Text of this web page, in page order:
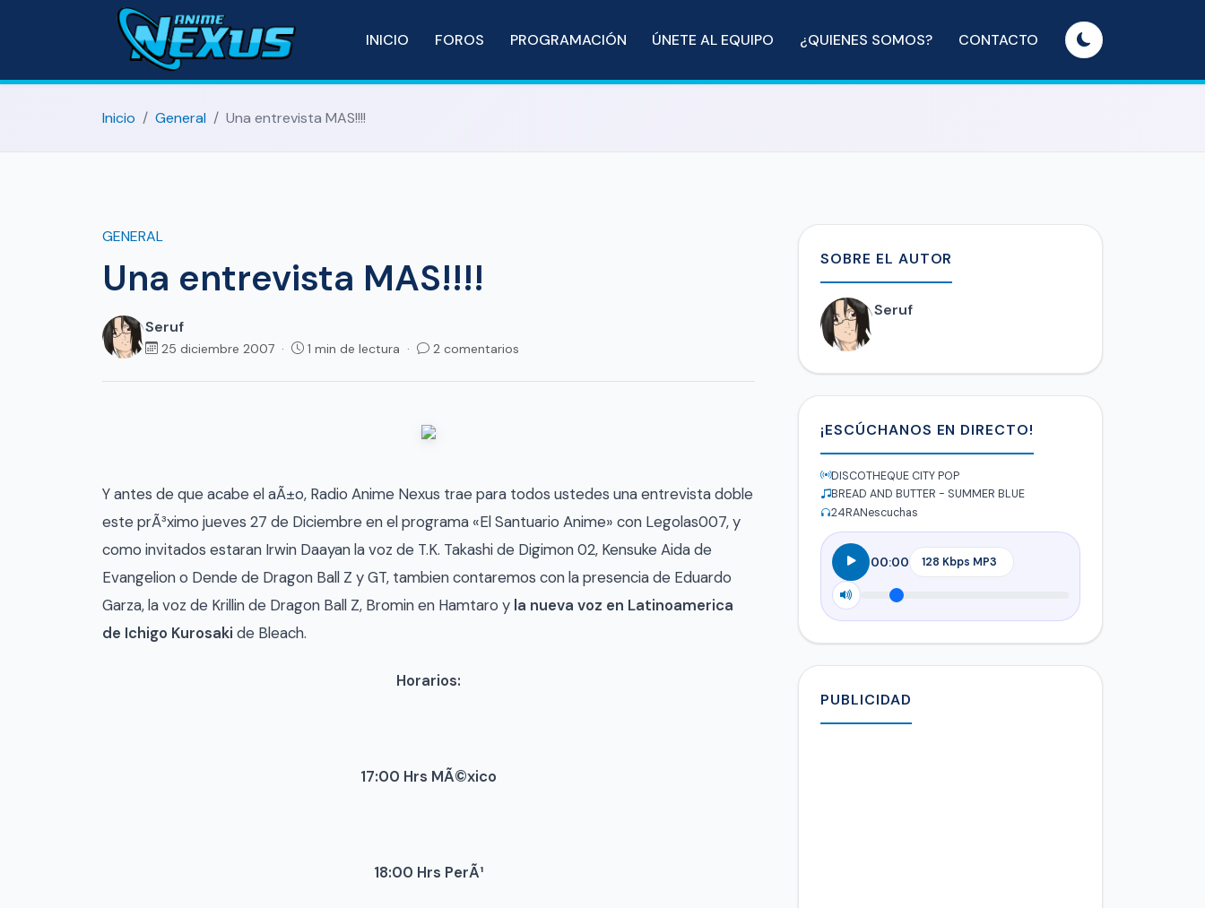
INICIO FOROS PROGRAMACIÓN ÚNETE AL EQUIPO ¿QUIENES SOMOS? CONTACTO
Inicio General Una entrevista MAS!!!!
GENERAL
Una entrevista MAS!!!!
Seruf
25 diciembre 2007 · 1 min de lectura · 2 comentarios
Y antes de que acabe el aÃ±o, Radio Anime Nexus trae para todos ustedes una entrevista doble
este prÃ³ximo jueves 27 de Diciembre en el programa «El Santuario Anime» con Legolas007, y
como invitados estaran Irwin Daayan la voz de T.K. Takashi de Digimon 02, Kensuke Aida de
Evangelion o Dende de Dragon Ball Z y GT, tambien contaremos con la presencia de Eduardo
Garza, la voz de Krillin de Dragon Ball Z, Bromin en Hamtaro y la nueva voz en Latinoamerica
de Ichigo Kurosaki de Bleach.
Horarios:
17:00 Hrs MÃ©xico
18:00 Hrs PerÃ¹
SOBRE EL AUTOR
Seruf
¡ESCÚCHANOS EN DIRECTO!
DISCOTHEQUE CITY POP
BREAD AND BUTTER - SUMMER BLUE
24RANescuchas
00:00
PUBLICIDAD